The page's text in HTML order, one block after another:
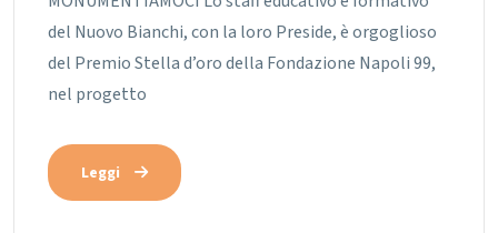
del Nuovo Bianchi, con la loro Preside, è orgoglioso
del Premio Stella d’oro della Fondazione Napoli 99,
nel progetto
Leggi